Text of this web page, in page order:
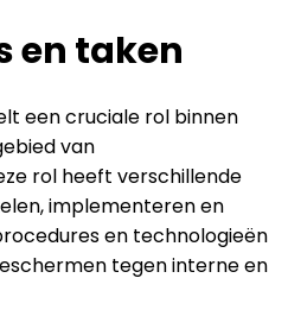
en taken
een cruciale rol binnen
van
rol heeft verschillende
implementeren en
en technologieën
tegen interne en